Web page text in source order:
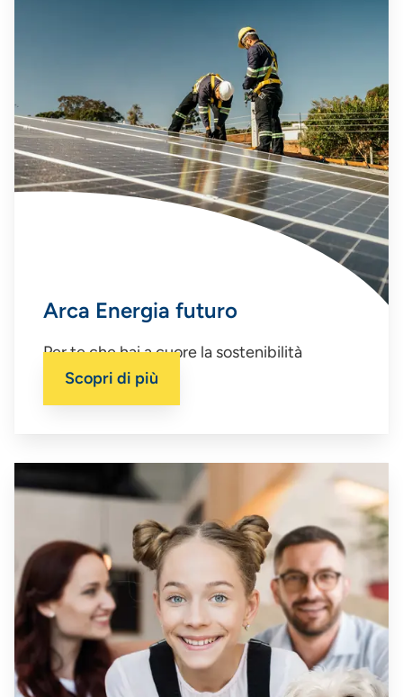
Arca Energia futuro
Per te che hai a cuore la sostenibilità
dell’ambiente.
Scopri di più